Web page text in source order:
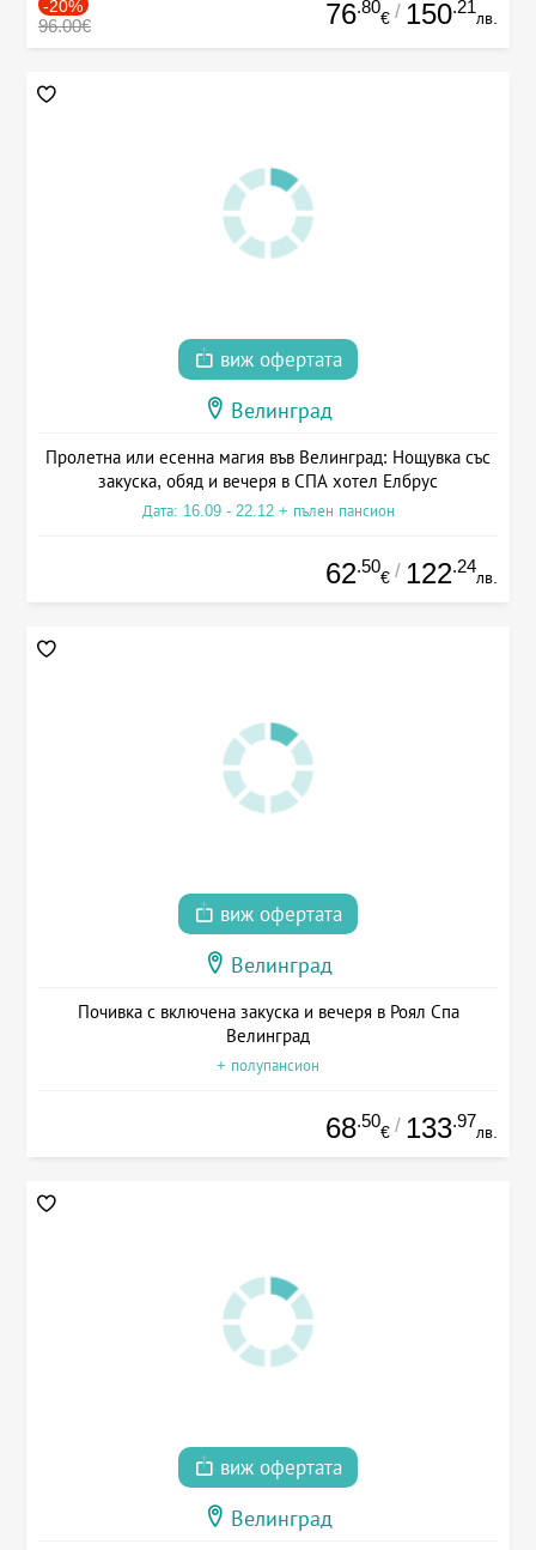
-20%
96.00€ 76.80
€ / 150.21
лв.
виж офертата
Велинград
Пролетна или есенна магия във Велинград: Нощувка със
закуска, обяд и вечеря в СПА хотел Елбрус
Дата: 16.09 - 22.12 + пълен пансион
62.50
€ / 122.24
лв.
виж офертата
Велинград
Почивка с включена закуска и вечеря в Роял Спа
Велинград
+ полупансион
68.50
€ / 133.97
лв.
виж офертата
Велинград